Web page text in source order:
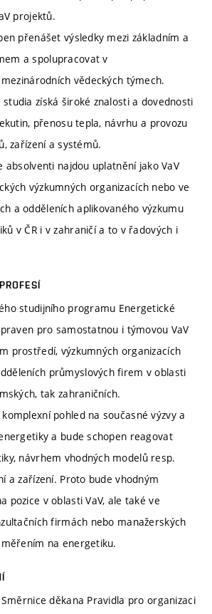
projektů.
přenášet výsledky mezi základním a
a spolupracovat v
vědeckých týmech.
získá široké znalosti a dovednosti
přenosu tepla, návrhu a provozu
zařízení a systémů.
absolventi najdou uplatnění jako VaV
výzkumných organizacích nebo ve
a odděleních aplikovaného výzkumu
v ČR i v zahraničí a to v řadových i
studijního programu Energetické
pro samostatnou i týmovou VaV
prostředí, výzkumných organizacích
průmyslových firem v oblasti
tak zahraničních.
pohled na současné výzvy a
a bude schopen reagovat
návrhem vhodných modelů resp.
a zařízení. Proto bude vhodným
pozice v oblasti VaV, ale také ve
firmách nebo manažerských
na energetiku.
děkana Pravidla pro organizaci